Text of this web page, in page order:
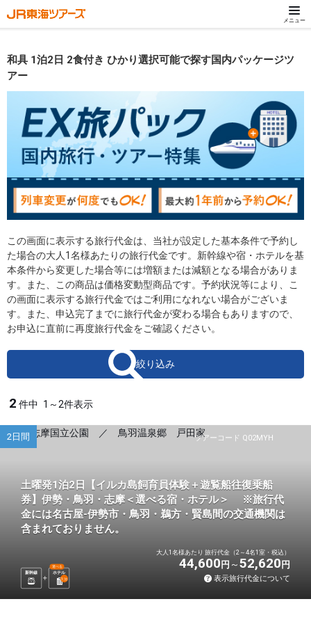
メニュー
和具 1泊2日 2食付き ひかり選択可能で探す国内パッケージツ
アー
この画面に表示する旅行代金は、当社が設定した基本条件で予約し
た場合の大人1名様あたりの旅行代金です。新幹線や宿・ホテルを基
本条件から変更した場合等には増額または減額となる場合がありま
す。また、この商品は価格変動型商品です。予約状況等により、こ
の画面に表示する旅行代金ではご利用になれない場合がございま
す。また、申込完了までに旅行代金が変わる場合もありますので、
お申込に直前に再度旅行代金をご確認ください。
絞り込み
2 件中 1～2件表示
ツアーコード Q02MYH
2日間
土曜発1泊2日【イルカ島飼育員体験＋遊覧船往復乗船
券】伊勢・鳥羽・志摩＜選べる宿・ホテル＞ ※旅行代
金には名古屋-伊勢市・鳥羽・鵜方・賢島間の交通機関は
含まれておりません。
新幹線 ホテル
選べる
1 泊
大人1名様あたり 旅行代金（2～4名1室・税込）
44,600 円 52,620 円
表示旅行代金について